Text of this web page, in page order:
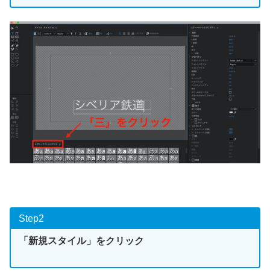
Step2
「新規スタイル」をクリック